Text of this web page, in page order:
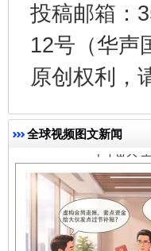
投稿邮箱：
12号（华声
原创权利，
全球视频图文新闻
千年窑火